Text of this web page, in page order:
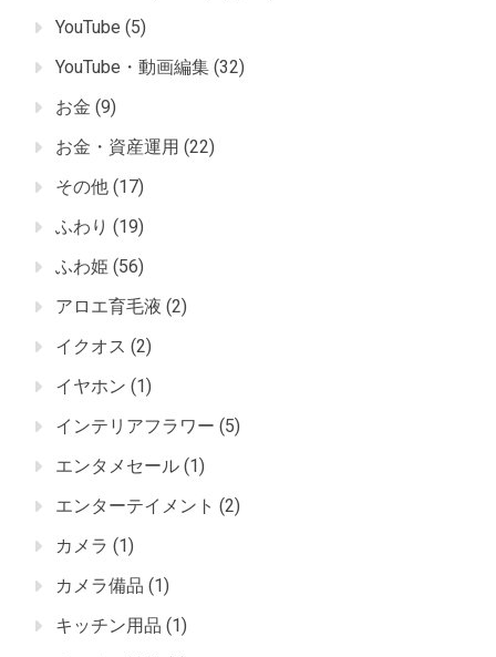
YouTube (5)
YouTube・動画編集 (32)
お金 (9)
お金・資産運用 (22)
その他 (17)
ふわり (19)
ふわ姫 (56)
アロエ育毛液 (2)
イクオス (2)
イヤホン (1)
インテリアフラワー (5)
エンタメセール (1)
エンターテイメント (2)
カメラ (1)
カメラ備品 (1)
キッチン用品 (1)